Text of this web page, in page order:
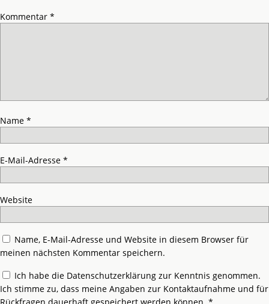
Kommentar *
Name *
E-Mail-Adresse *
Website
Name, E-Mail-Adresse und Website in diesem Browser für
meinen nächsten Kommentar speichern.
Ich habe die Datenschutzerklärung zur Kenntnis genommen.
Ich stimme zu, dass meine Angaben zur Kontaktaufnahme und für
Rückfragen dauerhaft gespeichert werden können. *